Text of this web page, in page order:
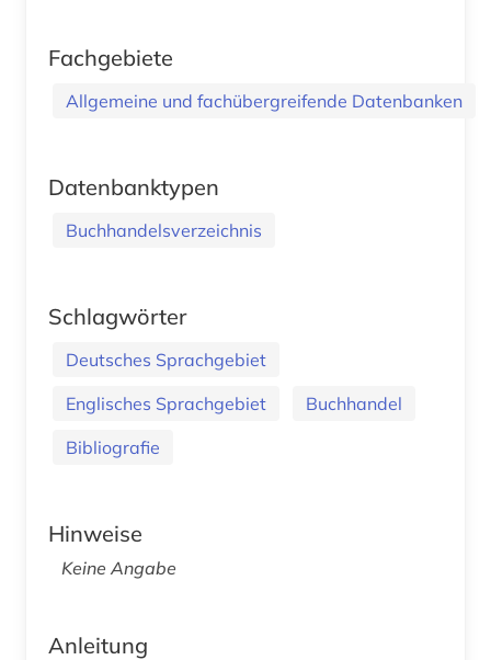
Fachgebiete
Allgemeine und fachübergreifende Datenbanken
Datenbanktypen
Buchhandelsverzeichnis
Schlagwörter
Deutsches Sprachgebiet
Englisches Sprachgebiet
Buchhandel
Bibliografie
Hinweise
Keine Angabe
Anleitung